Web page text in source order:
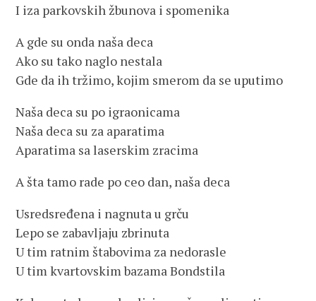
I iza parkovskih žbunova i spomenika
A gde su onda naša deca
Ako su tako naglo nestala
Gde da ih tržimo, kojim smerom da se uputimo
Naša deca su po igraonicama
Naša deca su za aparatima
Aparatima sa laserskim zracima
A šta tamo rade po ceo dan, naša deca
Usredsređena i nagnuta u grču
Lepo se zabavljaju zbrinuta
U tim ratnim štabovima za nedorasle
U tim kvartovskim bazama Bondstila